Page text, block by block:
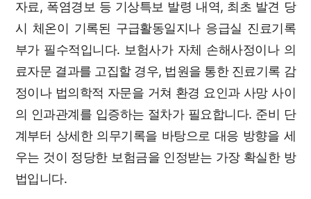
자료, 폭염경보 등 기상특보 발령 내역, 최초 발견 당
시 체온이 기록된 구급활동일지나 응급실 진료기록
부가 필수적입니다. 보험사가 자체 손해사정이나 의
료자문 결과를 고집할 경우, 법원을 통한 진료기록 감
정이나 법의학적 자문을 거쳐 환경 요인과 사망 사이
의 인과관계를 입증하는 절차가 필요합니다. 준비 단
계부터 상세한 의무기록을 바탕으로 대응 방향을 세
우는 것이 정당한 보험금을 인정받는 가장 확실한 방
법입니다.